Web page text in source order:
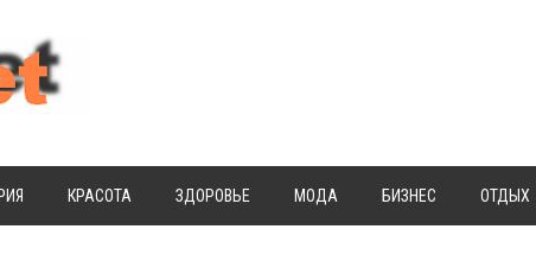
КРАСОТА ЗДОРОВЬЕ МОДА БИЗНЕС ОТДЫХ